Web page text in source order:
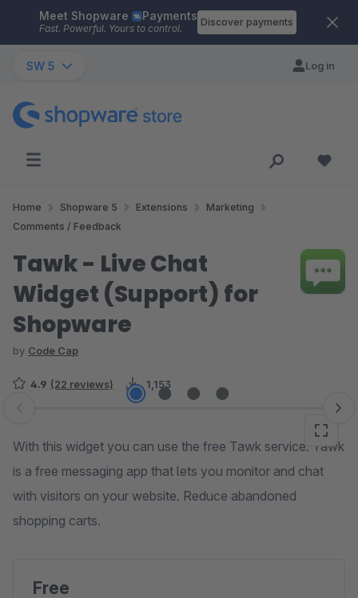
Skip to main content
Meet Shopware Payments
Fast. Powerful. Yours to control.
Discover payments
SW 5 Log in
Home Shopware 5 Extensions
Marketing
Comments / Feedback
Tawk - Live Chat
Widget (Support) for
Shopware
by Code Cap
4.9 (22 reviews) 1,153
Skip image gallery
With this widget you can use the free Tawk service. Tawk
is a free messaging app that lets you monitor and chat
with visitors on your website. Reduce abandoned
shopping carts.
Free